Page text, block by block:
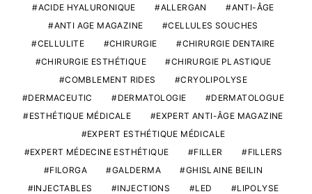
ACIDE HYALURONIQUE ALLERGAN
ANTI-ÂGE
ANTI AGE MAGAZINE
CELLULES SOUCHES
CELLULITE
CHIRURGIE
CHIRURGIE DENTAIRE
CHIRURGIE ESTHÉTIQUE
CHIRURGIE PLASTIQUE
COMBLEMENT RIDES
CRYOLIPOLYSE
DERMACEUTIC
DERMATOLOGIE
DERMATOLOGUE
ESTHÉTIQUE MÉDICALE
EXPERT ANTI-ÂGE MAGAZINE
EXPERT ESTHÉTIQUE MÉDICALE
EXPERT MÉDECINE ESTHÉTIQUE
FILLER
FILLERS
FILORGA
GALDERMA
GHISLAINE BEILIN
INJECTABLES
INJECTIONS LED
LIPOLYSE